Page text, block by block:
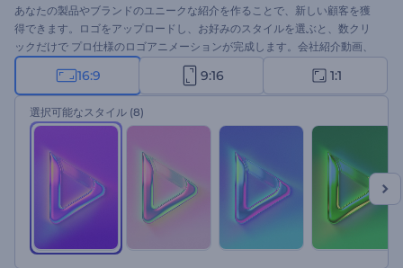
あなたの製品やブランドのユニークな紹介を作ることで、新しい顧客を獲
得できます。ロゴをアップロードし、お好みのスタイルを選ぶと、数クリ
ックだけで プロ仕様のロゴアニメーションが完成します。会社紹介動画、
ブランドプロモーション、技術製品のプレゼンテーションなど、さまざま
な用途に最適です。今すぐ試してみてください。
16:9 9:16 1:1
選択可能なスタイル (8)